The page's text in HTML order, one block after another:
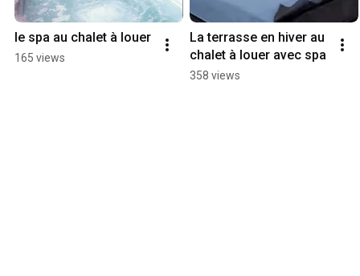
le spa au chalet à louer
165 views
La terrasse en hiver au
chalet à louer avec spa
358 views